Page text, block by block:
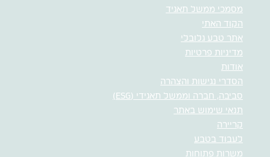
מסמכי ממשל תאגיד
הקוד האתי
אתר טבע גלובלי
מדיניות פרטיות
אודות
הסדרי נגישות והצהרה
סביבה, חברה וממשל תאגידי (ESG)
תנאי שימוש באתר
קריירה
לעבוד בטבע
משרות פתוחות